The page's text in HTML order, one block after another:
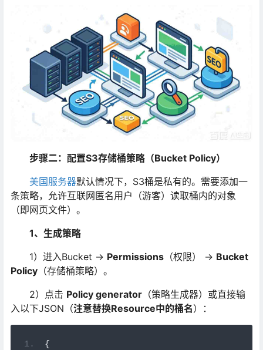
步骤二：配置S3存储桶策略（Bucket Policy）
美国服务器默认情况下，S3桶是私有的。需要添加一
条策略，允许互联网匿名用户（游客）读取桶内的对象
（即网页文件）。
1、生成策略
1）进入Bucket → Permissions （权限） → Bucket
Policy （存储桶策略）。
2）点击 Policy generator （策略生成器）或直接输
入以下JSON（注意替换Resource中的桶名）：
{